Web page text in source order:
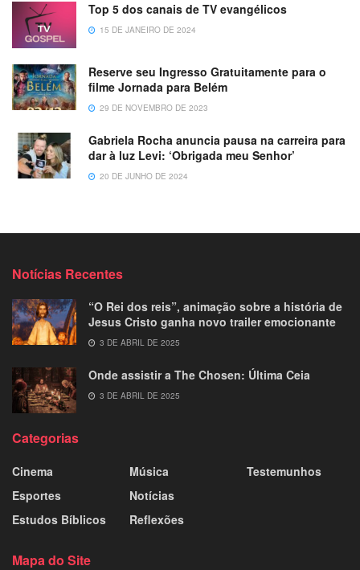
Top 5 dos canais de TV evangélicos
15 DE JANEIRO DE 2024
Reserve seu Ingresso Gratuitamente para o
filme Jornada para Belém
29 DE NOVEMBRO DE 2023
Gabriela Rocha anuncia pausa na carreira para
dar à luz Levi: ‘Obrigada meu Senhor’
20 DE JUNHO DE 2024
Notícias Recentes
“O Rei dos reis”, animação sobre a história de
Jesus Cristo ganha novo trailer emocionante
3 DE ABRIL DE 2025
Onde assistir a The Chosen: Última Ceia
3 DE ABRIL DE 2025
Categorias
Cinema
Esportes
Estudos Bíblicos
Música
Notícias
Reflexões
Testemunhos
Mapa do Site